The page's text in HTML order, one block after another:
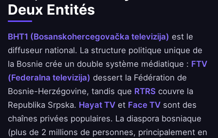
Deux Entités
BHT1 (Bosanskohercegovačka televizija) est le
diffuseur national. La structure politique unique de
la Bosnie crée un double système médiatique : FTV
(Federalna televizija) dessert la Fédération de
Bosnie-Herzégovine, tandis que RTRS couvre la
Republika Srpska. Hayat TV et Face TV sont des
chaînes privées populaires. La diaspora bosniaque
(plus de 2 millions de personnes, principalement en